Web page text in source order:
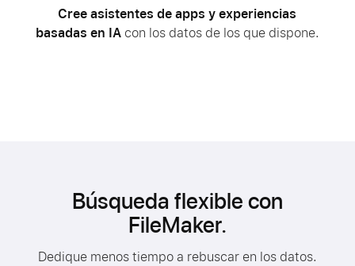
Cree asistentes de apps y experiencias
basadas en IAcon los datos de los que dispone.
Búsqueda flexible con
FileMaker.
Dedique menos tiempo a rebuscar en los datos.